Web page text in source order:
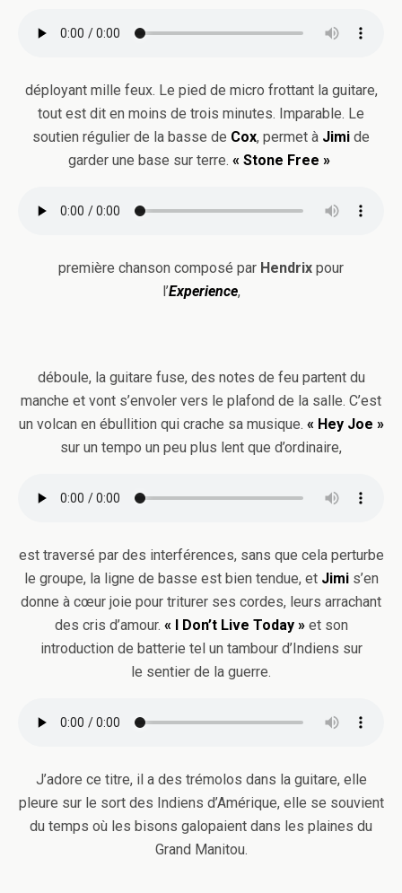
déployant mille feux. Le pied de micro frottant la guitare,
tout est dit en moins de trois minutes. Imparable. Le
soutien régulier de la basse de Cox, permet à Jimi de
garder une base sur terre. « Stone Free »
première chanson composé par Hendrix pour
l’Experience,
déboule, la guitare fuse, des notes de feu partent du
manche et vont s’envoler vers le plafond de la salle. C’est
un volcan en ébullition qui crache sa musique. « Hey Joe »
sur un tempo un peu plus lent que d’ordinaire,
est traversé par des interférences, sans que cela perturbe
le groupe, la ligne de basse est bien tendue, et Jimis’en
donne à cœur joie pour triturer ses cordes, leurs arrachant
des cris d’amour. « I Don’t Live Today »et son
introduction de batterie tel un tambour d’Indiens sur
le sentier de la guerre.
J’adore ce titre, il a des trémolos dans la guitare, elle
pleure sur le sort des Indiens d’Amérique, elle se souvient
du temps où les bisons galopaient dans les plaines du
Grand Manitou.